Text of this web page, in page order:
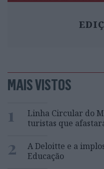
MAIS VISTOS
1
Linha Circular do
turistas que
2
A Deloitte e a
Educação